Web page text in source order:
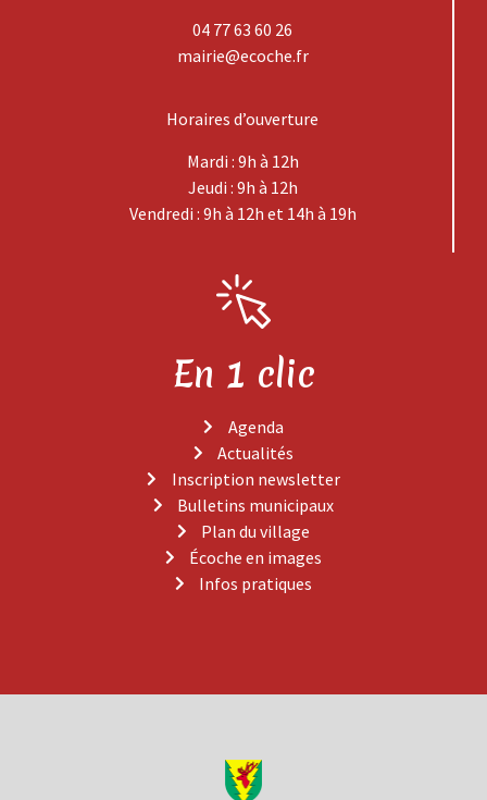
04 77 63 60 26
mairie@ecoche.fr
Horaires d’ouverture
Mardi : 9h à 12h
Jeudi : 9h à 12h
Vendredi : 9h à 12h et 14h à 19h
En 1 clic
Agenda
Actualités
Inscription newsletter
Bulletins municipaux
Plan du village
Écoche en images
Infos pratiques